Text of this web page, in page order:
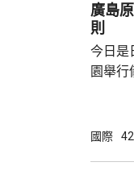
廣島
則
今日是
園舉行
努力的
國際